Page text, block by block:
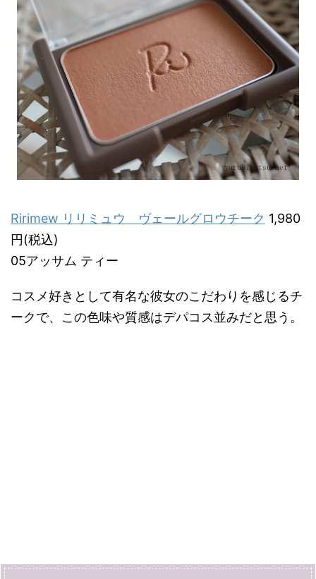
Ririmew リリミュウ ヴェールグロウチーク 1,980
円(税込)
05アッサム ティー
コスメ好きとして有名な彼女のこだわりを感じるチ
ークで、この色味や質感はデパコス並みだと思う。